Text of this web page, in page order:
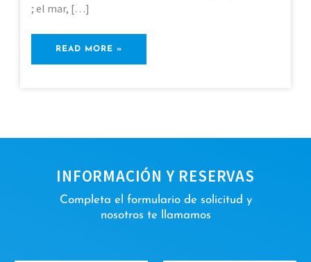
; el mar, […]
READ MORE »
INFORMACIÓN Y RESERVAS
Completa el formulario de solicitud y
nosotros te llamamos